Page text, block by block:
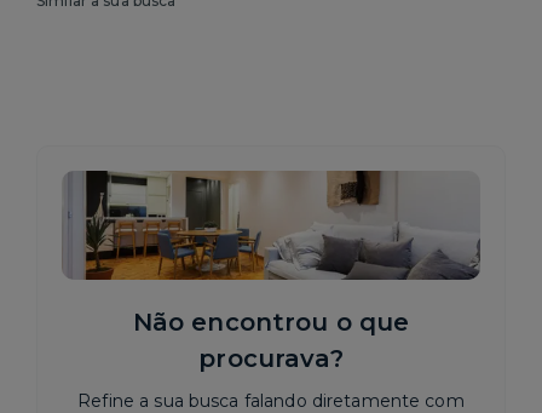
Não encontrou o que
procurava?
Refine a sua busca falando diretamente com